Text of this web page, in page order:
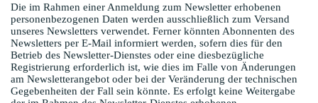
Die im Rahmen einer Anmeldung zum Newsletter erhobenen
personenbezogenen Daten werden ausschließlich zum Versand
unseres Newsletters verwendet. Ferner könnten Abonnenten des
Newsletters per E-Mail informiert werden, sofern dies für den
Betrieb des Newsletter-Dienstes oder eine diesbezügliche
Registrierung erforderlich ist, wie dies im Falle von Änderungen
am Newsletterangebot oder bei der Veränderung der technischen
Gegebenheiten der Fall sein könnte. Es erfolgt keine Weitergabe